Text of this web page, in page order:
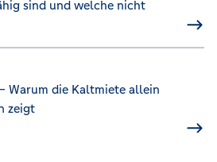
sind und welche nicht
Warum die Kaltmiete allein
zeigt